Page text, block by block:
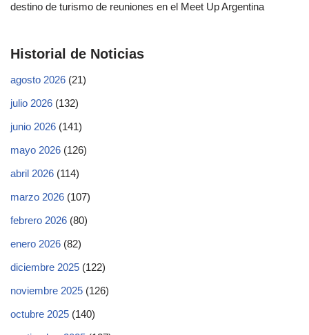
destino de turismo de reuniones en el Meet Up Argentina
Historial de Noticias
agosto 2026 (21)
julio 2026 (132)
junio 2026 (141)
mayo 2026 (126)
abril 2026 (114)
marzo 2026 (107)
febrero 2026 (80)
enero 2026 (82)
diciembre 2025 (122)
noviembre 2025 (126)
octubre 2025 (140)